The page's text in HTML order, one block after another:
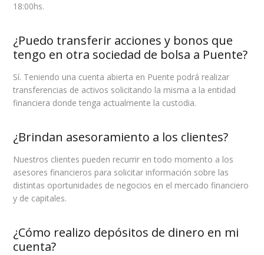
18:00hs.
¿Puedo transferir acciones y bonos que
tengo en otra sociedad de bolsa a Puente?
Sí. Teniendo una cuenta abierta en Puente podrá realizar
transferencias de activos solicitando la misma a la entidad
financiera donde tenga actualmente la custodia.
¿Brindan asesoramiento a los clientes?
Nuestros clientes pueden recurrir en todo momento a los
asesores financieros para solicitar información sobre las
distintas oportunidades de negocios en el mercado financiero
y de capitales.
¿Cómo realizo depósitos de dinero en mi
cuenta?